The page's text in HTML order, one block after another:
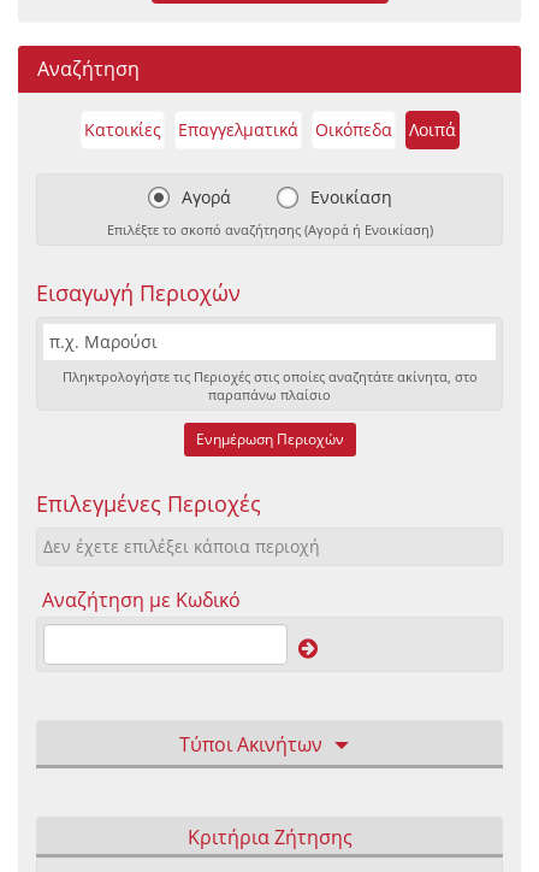
Αναζήτηση
Κατοικίες Επαγγελματικά Οικόπεδα Λοιπά
Αγορά Ενοικίαση
Επιλέξτε το σκοπό αναζήτησης (Αγορά ή Ενοικίαση)
Εισαγωγή Περιοχών
Πληκτρολογήστε τις Περιοχές στις οποίες αναζητάτε ακίνητα, στο
παραπάνω πλαίσιο
Ενημέρωση Περιοχών
Επιλεγμένες Περιοχές
Δεν έχετε επιλέξει κάποια περιοχή
Αναζήτηση με Κωδικό
Τύποι Ακινήτων
Κριτήρια Ζήτησης